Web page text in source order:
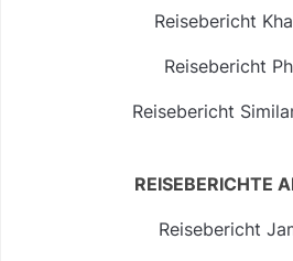
Reisebericht
Reisebericht
Reisebericht
REISEBERICHTE
Reisebericht